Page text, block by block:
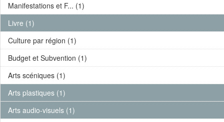
Manifestations et F... (1)
Livre (1)
Culture par région (1)
Budget et Subvention (1)
Arts scéniques (1)
Arts plastiques (1)
Arts audio-visuels (1)